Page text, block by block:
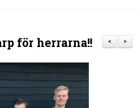
>
<
för herrarna!!